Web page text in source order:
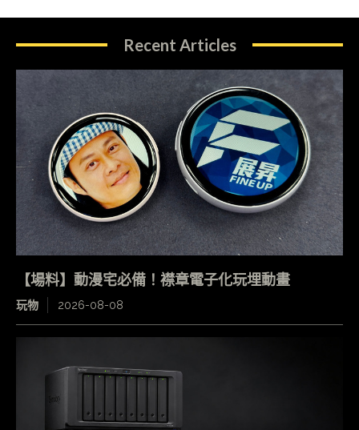
Recent Articles
【場料】動漫宅必備！襟章電子化玩埋動畫
玩物 2026-08-08